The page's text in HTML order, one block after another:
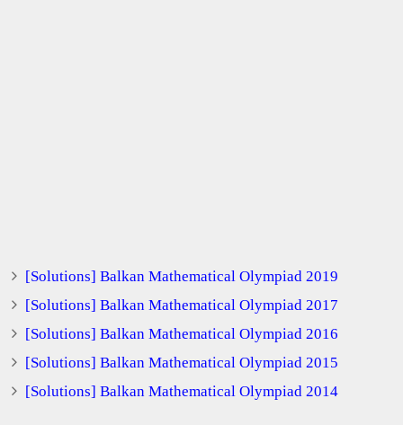
[Solutions] Balkan Mathematical Olympiad 2019
[Solutions] Balkan Mathematical Olympiad 2017
[Solutions] Balkan Mathematical Olympiad 2016
[Solutions] Balkan Mathematical Olympiad 2015
[Solutions] Balkan Mathematical Olympiad 2014